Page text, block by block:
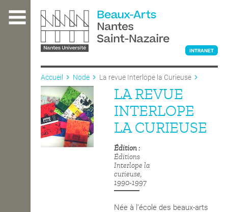
contenu
L'ÉCOLE
ENSEIGNEMENT
INTRANET
Accueil Node La revue Interlope la Curieuse
LA REVUE
INTERLOPE
LA CURIEUSE
Édition
Éditions
Interlope la
curieuse,
1990-1997
Née à l’école des beaux-arts